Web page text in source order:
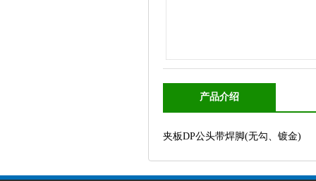
产品介绍
夹板DP公头带焊脚(无勾、镀金)